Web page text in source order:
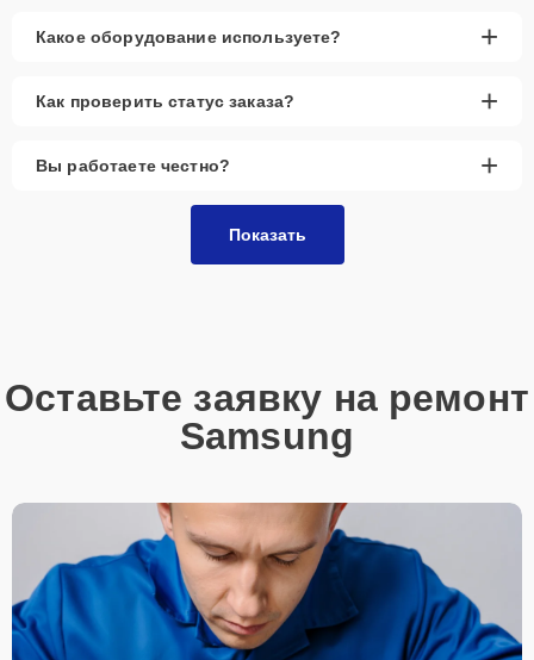
Какое оборудование используете? +
Как проверить статус заказа? +
Вы работаете честно? +
Показать
Оставьте заявку на ремонт
Samsung